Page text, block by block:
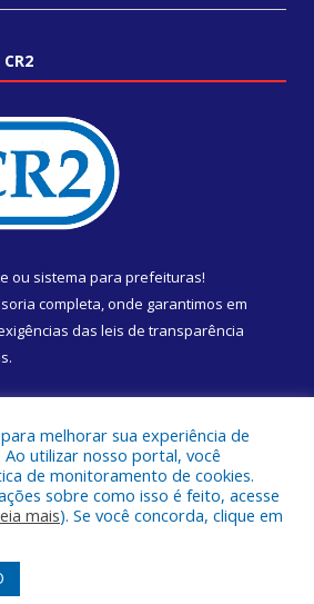
ou sistema para prefeituras!
completa, onde garantimos em
das leis de transparência
a Câmara Municipal de Almeirim.
Área Administrativa
melhorar sua experiência de
utilizar nosso portal, você
de monitoramento de cookies.
sobre como isso é feito, acesse
mais). Se você concorda, clique em